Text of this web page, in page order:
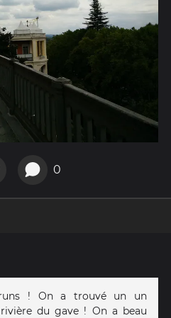
0
! On a trouvé un un
du gave ! On a beau